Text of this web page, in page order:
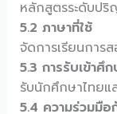
หลักสูตรระดับป
5.2 ภาษาที่ใช้
จัดการเรียนการ
5.3 การรับเข้าศึก
รับนักศึกษาไทยแ
5.4 ความร่วมมื